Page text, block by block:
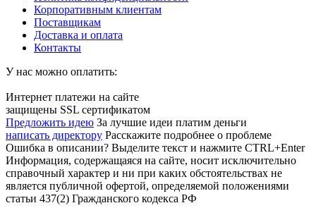
Корпоративным клиентам
Поставщикам
Доставка и оплата
Контакты
У нас можно оплатить:
Интернет платежи на сайте
защищены SSL сертификатом
Предложить идею За лучшие идеи платим деньги
написать директору Расскажите подробнее о проблеме
Ошибка в описании? Выделите текст и нажмите CTRL+Enter
Информация, содержащаяся на сайте, носит исключительно
справочный характер и ни при каких обстоятельствах не
является публичной офертой, определяемой положениями
статьи 437(2) Гражданского кодекса РФ